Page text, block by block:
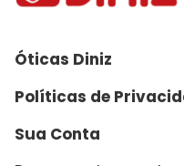
Óticas Diniz
Políticas de
Sua Conta